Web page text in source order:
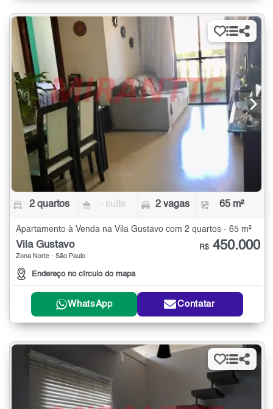
2 quartos - suíte 2 vagas 65 m²
Apartamento à Venda na Vila Gustavo com 2 quartos - 65 m²
Vila Gustavo
Zona Norte - São Paulo
Endereço no círculo do mapa
R$ 450.000
WhatsApp Contatar